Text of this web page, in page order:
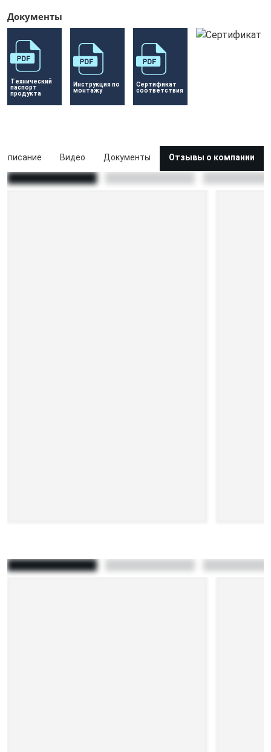
Документы
Технический
паспорт
продукта
Инструкция по
монтажу
Сертификат
соответствия
Описание Видео Документы Отзывы о компании